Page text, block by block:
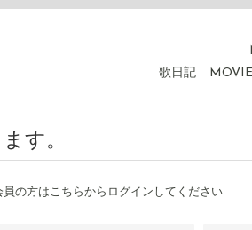
歌日記
MOVIE
す。
の方はこちらからログインしてください